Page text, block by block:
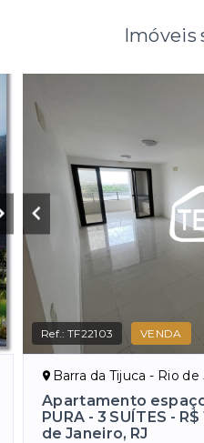
Imóveis
Ref.:TF22103 VENDA
Barra da Tijuca - Rio
Apartamento
PURA - 3 SUÍTES -
de Janeiro, RJ